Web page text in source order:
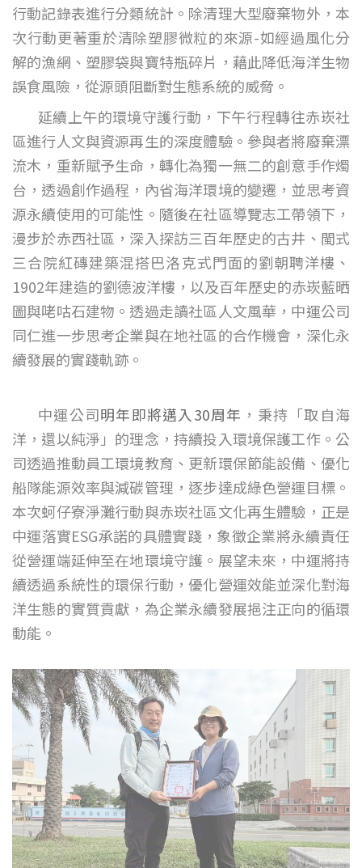
行動記錄表進行分類統計。除清理大型廢棄物外，本
次行動更著重於清除塑膠微粒的來源-如經過風化分
解的漁網、塑膠袋與寶特瓶碎片，藉此降低海洋生物
誤食風險，從源頭阻斷對生態系統的威脅。
延續上午的環境守護行動，下午行程轉往赤崁社
區進行人文與資源再生的深度體驗。參與者將廢棄漂
流木，重新賦予生命，轉化為獨一無二的創意手作燭
台，透過創作過程，內省海洋環境的變遷，並思考資
源永續使用的可能性。隨後在社區導覽志工帶領下，
漫步於赤西社區，深入探訪三百年歷史的古井、閩式
三合院紅磚建築混搭巴洛克式門面的劉朝聘洋樓、
1902年建造的劉德波洋樓，以及百年歷史的赤崁藍晒
圖與咾咕石建物。透過走讀社區人文風華，中運公司
同仁進一步思考企業與在地社區的合作機會，深化永
續發展的實踐軌跡。
中運公司明年即將邁入30周年 ，秉持「取自海
洋，還以純淨」的理念，持續投入環境保護工作。公
司透過推動員工環境教育、更新環保節能設備、優化
船隊能源效率與減碳管理，逐步達成綠色營運目標。
本次蚵仔寮淨灘行動與赤崁社區文化再生體驗，正是
中運落實ESG承諾的具體實踐，象徵企業將永續責任
從營運端延伸至在地環境守護。展望未來，中運將持
續透過系統性的環保行動，優化營運效能並深化對海
洋生態的實質貢獻，為企業永續發展挹注正向的循環
動能。